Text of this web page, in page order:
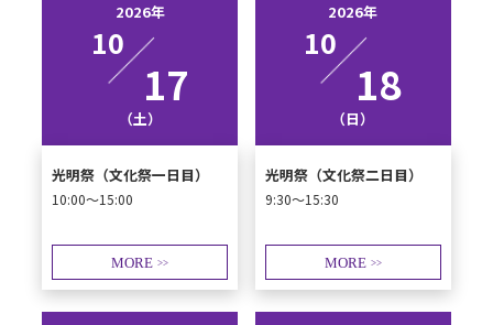
2026年
10
17
（土）
光明祭（文化祭一日目）
10:00～15:00
MORE >>
2026年
10
18
（日）
光明祭（文化祭二日目）
9:30～15:30
MORE >>